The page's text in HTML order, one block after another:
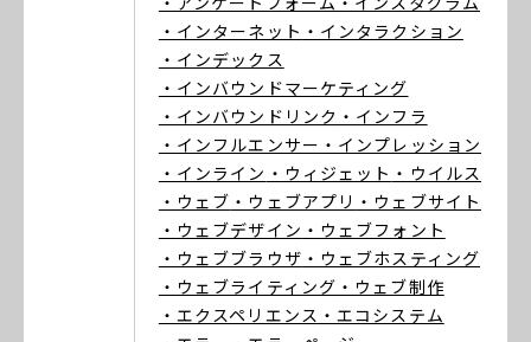
・インターネット ・インタラクション
・インデックス
・インバウンドマーケティング
・インバウンドリンク ・インフラ
・インフルエンサー ・インプレッション
・インライン ・ウィジェット ・ウイルス
・ウェブ ・ウェブアプリ ・ウェブサイト
・ウェブデザイン ・ウェブフォント
・ウェブブラウザ ・ウェブホスティング
・ウェブライティング ・ウェブ制作
・エクスペリエンス ・エコシステム